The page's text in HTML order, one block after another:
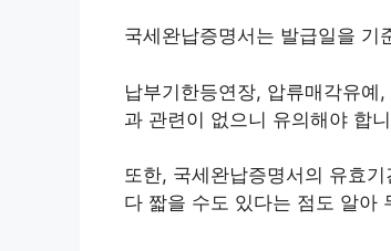
국세완납증명서는 발급일을 기
납부기한등연장, 압류매각유예
과 관련이 없으니 유의해야 합
또한, 국세완납증명서의 유효
다 짧을 수도 있다는 점도 알아